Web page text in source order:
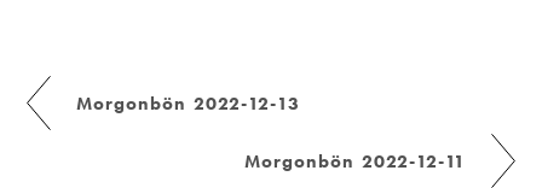
Morgonbön 2022-12-13
Morgonbön 2022-12-11